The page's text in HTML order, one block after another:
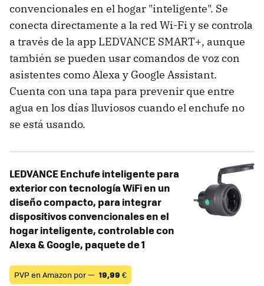
convencionales en el hogar "inteligente". Se
conecta directamente a la red Wi-Fi y se controla
a través de la app LEDVANCE SMART+, aunque
también se pueden usar comandos de voz con
asistentes como Alexa y Google Assistant.
Cuenta con una tapa para prevenir que entre
agua en los días lluviosos cuando el enchufe no
se está usando.
LEDVANCE Enchufe inteligente para
exterior con tecnología WiFi en un
diseño compacto, para integrar
dispositivos convencionales en el
hogar inteligente, controlable con
Alexa & Google, paquete de 1
PVP en Amazon por — 19,99 €